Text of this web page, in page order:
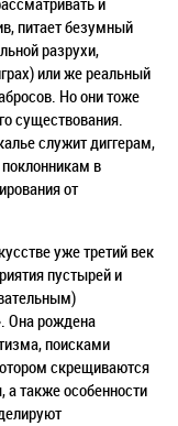
питает безумный
разрухи,
или же реальный
Но они тоже
существования.
служит диггерам,
в
от
уже третий век
пустырей и
Она рождена
поисками
скрещиваются
также особенности